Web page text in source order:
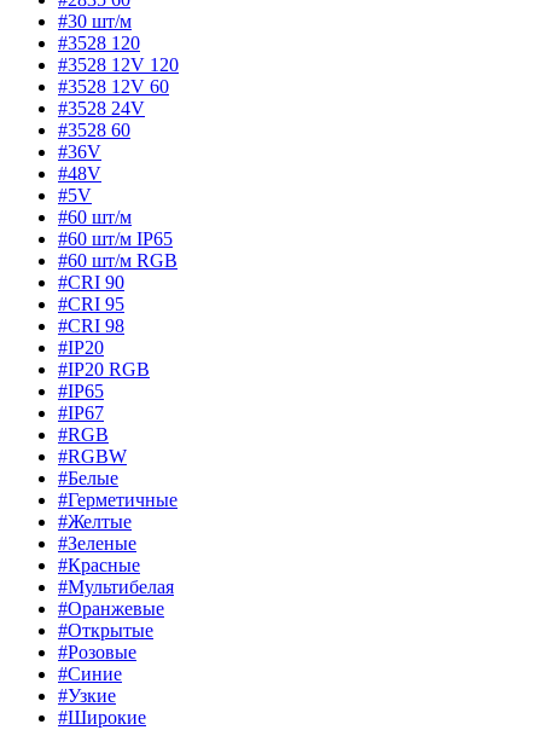
#30 шт/м
#3528 120
#3528 12V 120
#3528 12V 60
#3528 24V
#3528 60
#36V
#48V
#5V
#60 шт/м
#60 шт/м IP65
#60 шт/м RGB
#CRI 90
#CRI 95
#CRI 98
#IP20
#IP20 RGB
#IP65
#IP67
#RGB
#RGBW
#Белые
#Герметичные
#Желтые
#Зеленые
#Красные
#Мультибелая
#Оранжевые
#Открытые
#Розовые
#Синие
#Узкие
#Широкие